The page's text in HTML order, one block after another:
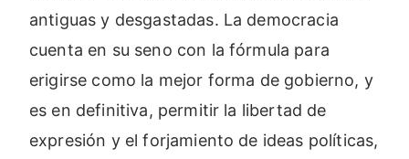
antiguas y desgastadas. La democracia
cuenta en su seno con la fórmula para
erigirse como la mejor forma de gobierno, y
es en definitiva, permitir la libertad de
expresión y el forjamiento de ideas políticas,